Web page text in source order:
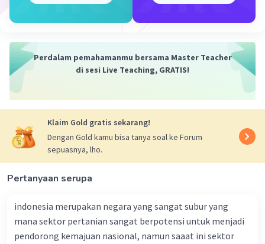
3. Potensi ekonomi: Indonesia merupakan salah satu
negara penghasil nikel terbesar di dunia. Potensi
dapat meningkatkan pendapatan negara dan membuka
lapangan kerja bagi masyarakat di sekitar wilayah
tambang nikel.
untuk mendukung perkembangan industri dan
digunakan sebagai bahan baku dalam pembuatan
berbagai produk industri, baterai kendaraan listrik, dan
memiliki potensi ekonomi yang besar.
Beri Rating
Perdalam pemahamanmu bersama Master Teacher
di sesi Live Teaching, GRATIS!
Klaim Gold gratis sekarang!
Dengan Gold kamu bisa tanya soal ke Forum
sepuasnya, lho.
Pertanyaan serupa
indonesia merupakan negara yang sangat subur yang
mana sektor pertanian sangat berpotensi untuk menjadi
pendorong kemajuan nasional, namun saaat ini sektor